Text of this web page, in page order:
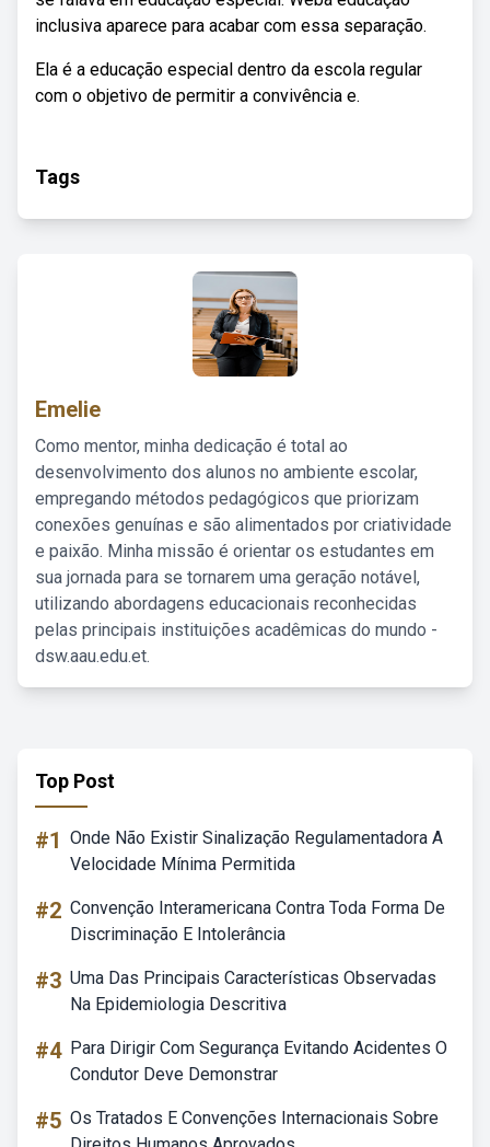
inclusiva aparece para acabar com essa separação.
Ela é a educação especial dentro da escola regular
com o objetivo de permitir a convivência e.
Tags
Emelie
Como mentor, minha dedicação é total ao
desenvolvimento dos alunos no ambiente escolar,
empregando métodos pedagógicos que priorizam
conexões genuínas e são alimentados por criatividade
e paixão. Minha missão é orientar os estudantes em
sua jornada para se tornarem uma geração notável,
utilizando abordagens educacionais reconhecidas
pelas principais instituições acadêmicas do mundo -
dsw.aau.edu.et.
Top Post
#1 Onde Não Existir Sinalização Regulamentadora A
Velocidade Mínima Permitida
#2 Convenção Interamericana Contra Toda Forma De
Discriminação E Intolerância
#3 Uma Das Principais Características Observadas
Na Epidemiologia Descritiva
#4 Para Dirigir Com Segurança Evitando Acidentes O
Condutor Deve Demonstrar
#5 Os Tratados E Convenções Internacionais Sobre